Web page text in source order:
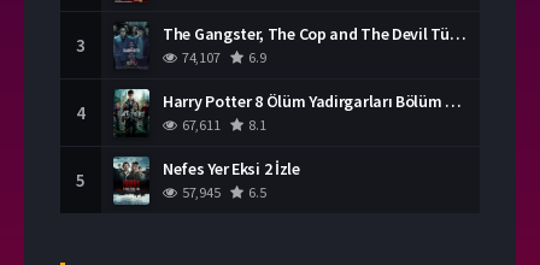
3 The Gangster, The Cop and The Devil Türkçe Dublaj İzle
74,107 6.9
4 Harry Potter 8 Ölüm Yadirgarları Bölüm 2 İzle
67,611 8.1
5 Nefes Yer Eksi 2 İzle
57,945 6.5